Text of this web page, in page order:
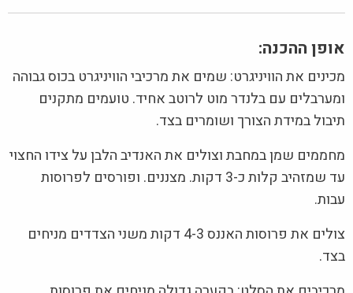
אופן ההכנה:
מכינים את הוויניגרט: שמים את מרכיבי הוויניגרט בכוס גבוהה
ומערבלים עם בלנדר מוט לרוטב אחיד. טועמים מתקנים
תיבול במידת הצורך ושומרים בצד.
מחממים שמן במחבת וצולים את האנדיב הלבן על צידו החצוי
עד שמזהיב קלות כ-3 דקות. מצננים. ופורסים לפרוסות
עבות.
צולים את פרוסות האננס 4-3 דקות משני הצדדים מניחים
בצד.